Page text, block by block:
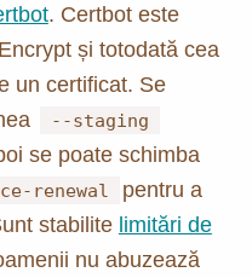
. Certbot este
și totodată cea
un certificat. Se
--staging
se poate schimba
renewal
pentru a
stabilite limitări de
nu abuzează